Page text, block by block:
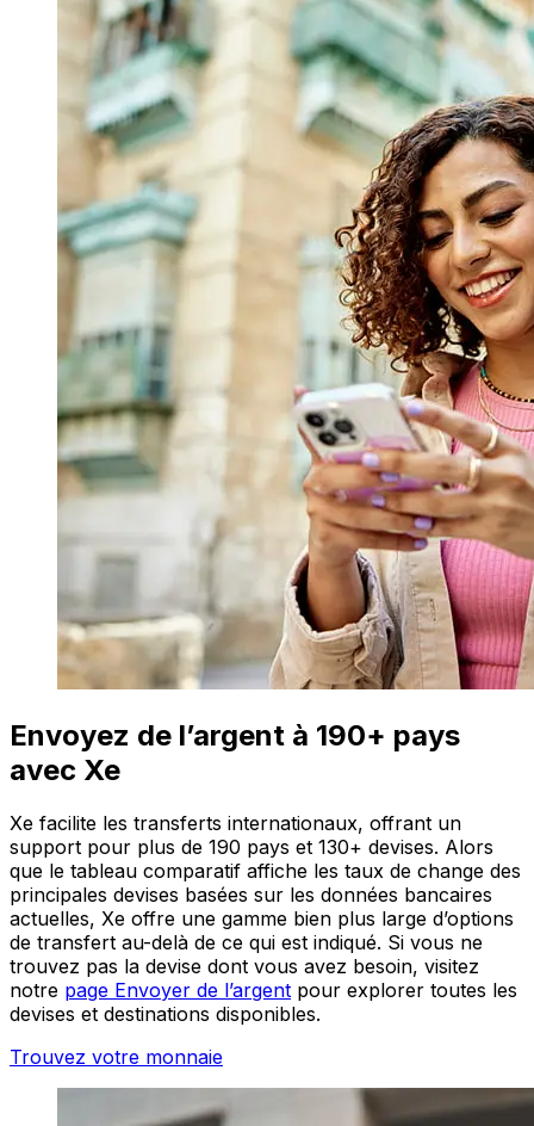
Envoyez de l’argent à 190+ pays
avec Xe
Xe facilite les transferts internationaux, offrant un
support pour plus de 190 pays et 130+ devises. Alors
que le tableau comparatif affiche les taux de change des
principales devises basées sur les données bancaires
actuelles, Xe offre une gamme bien plus large d’options
de transfert au-delà de ce qui est indiqué. Si vous ne
trouvez pas la devise dont vous avez besoin, visitez
notre page Envoyer de l’argent pour explorer toutes les
devises et destinations disponibles.
Trouvez votre monnaie